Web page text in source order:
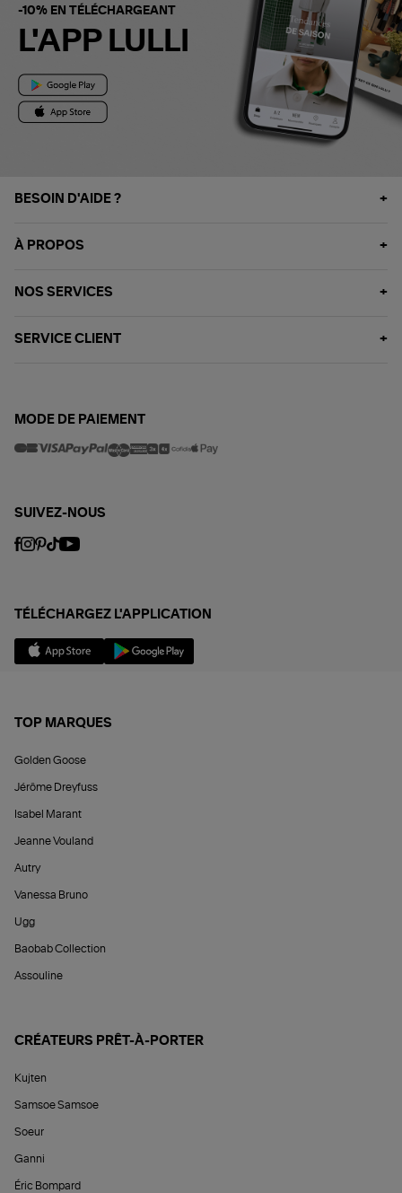
-10% EN TÉLÉCHARGEANT
L'APP LULLI
BESOIN D'AIDE ?
À PROPOS
NOS SERVICES
SERVICE CLIENT
MODE DE PAIEMENT
SUIVEZ-NOUS
TÉLÉCHARGEZ L'APPLICATION
TOP MARQUES
Golden Goose
Jérôme Dreyfuss
Isabel Marant
Jeanne Vouland
Autry
Vanessa Bruno
Ugg
Baobab Collection
Assouline
CRÉATEURS PRÊT-À-PORTER
Kujten
Samsoe Samsoe
Soeur
Ganni
Éric Bompard